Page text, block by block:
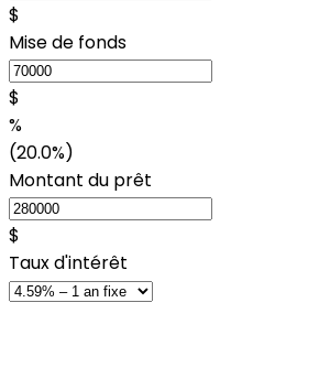
$
Mise de fonds
$
%
(20.0%)
Montant du prêt
$
Taux d'intérêt